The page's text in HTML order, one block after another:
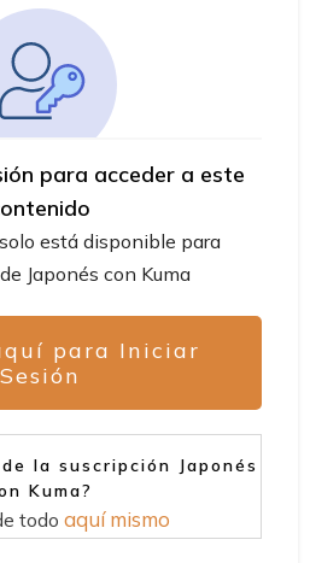
para acceder a este
está disponible para
Japonés con Kuma
para Iniciar
Sesión
la suscripción Japonés
Kuma?
todo aquí mismo